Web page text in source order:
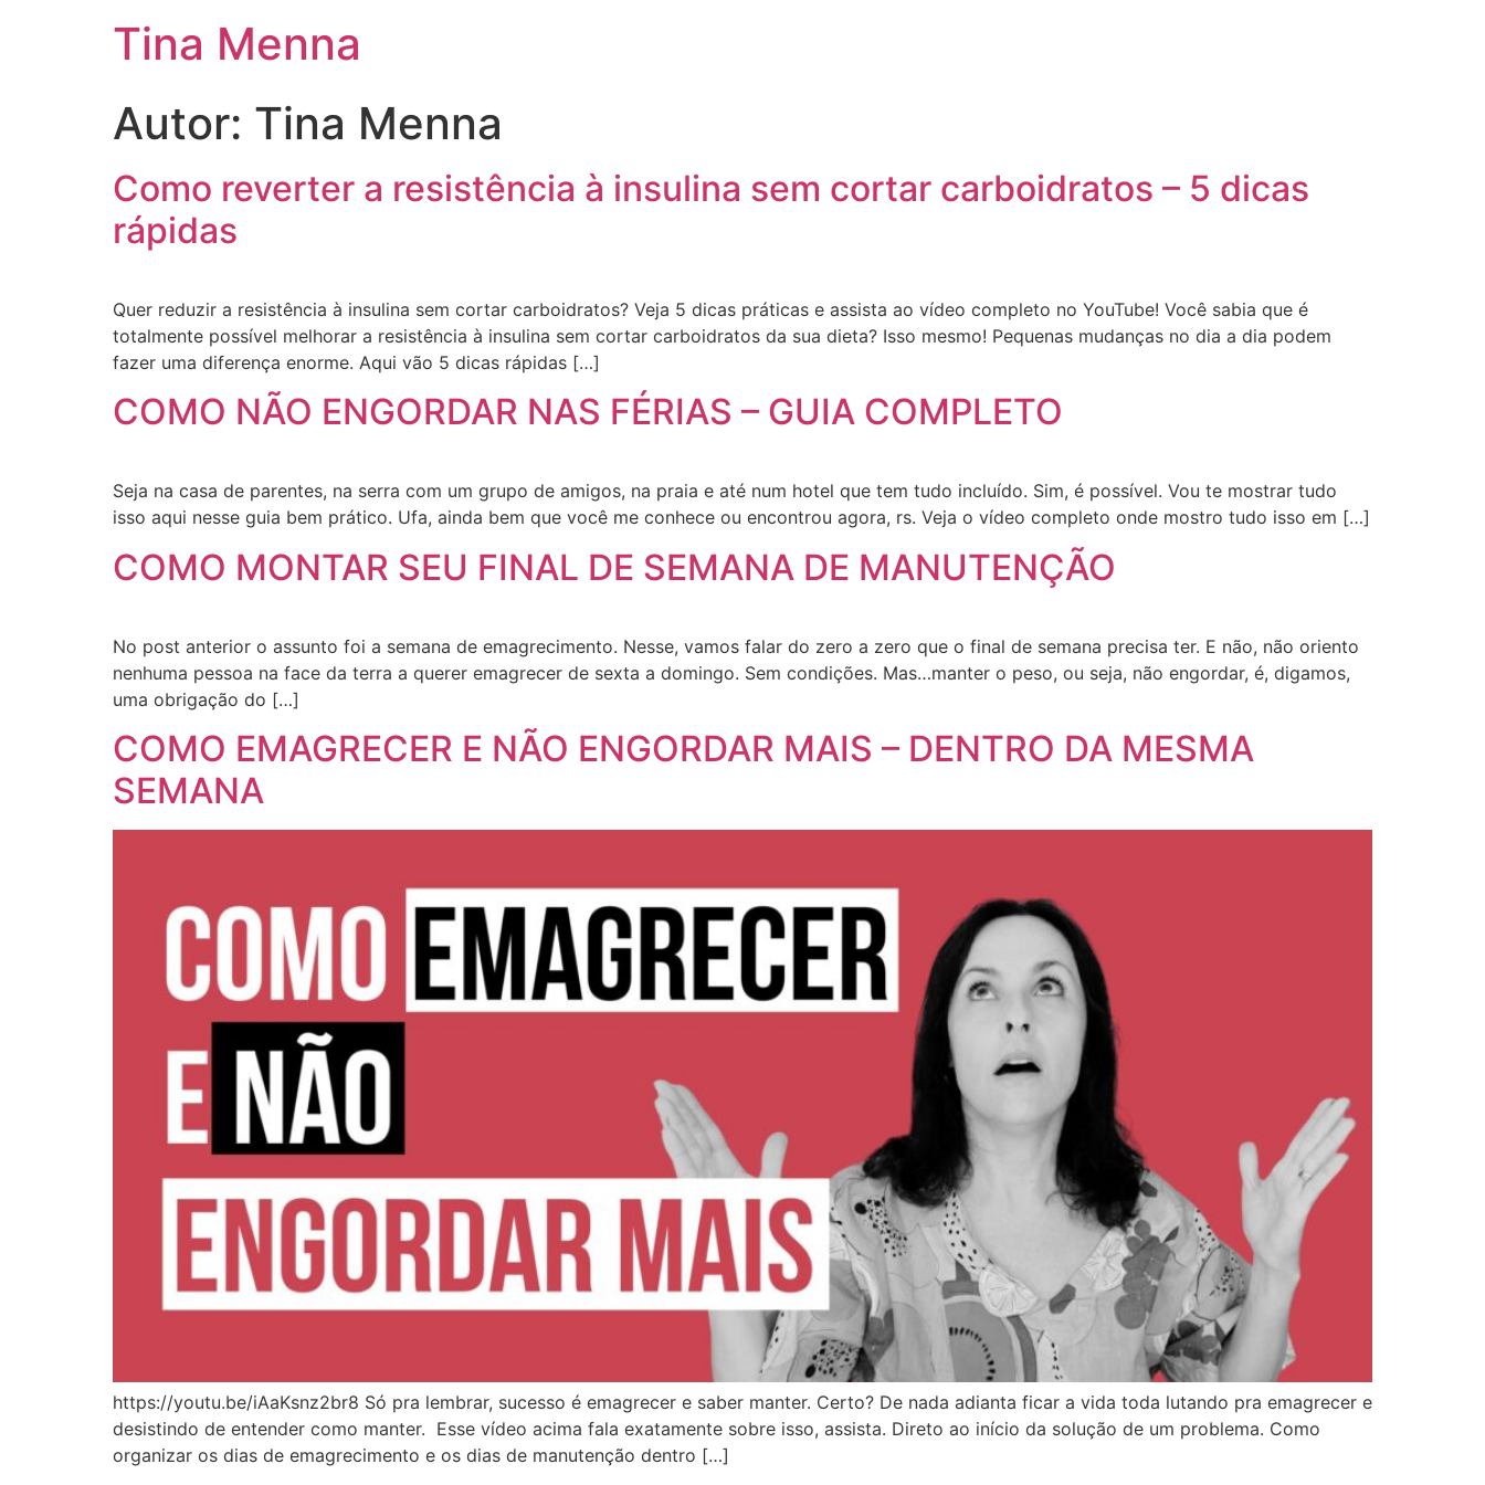
Tina Menna
Autor: Tina Menna
Como reverter a resistência à insulina sem cortar carboidratos – 5 dicas
rápidas
Quer reduzir a resistência à insulina sem cortar carboidratos? Veja 5 dicas práticas e assista ao vídeo completo no YouTube! Você sabia que é
totalmente possível melhorar a resistência à insulina sem cortar carboidratos da sua dieta? Isso mesmo! Pequenas mudanças no dia a dia podem
fazer uma diferença enorme. Aqui vão 5 dicas rápidas […]
COMO NÃO ENGORDAR NAS FÉRIAS – GUIA COMPLETO
Seja na casa de parentes, na serra com um grupo de amigos, na praia e até num hotel que tem tudo incluído. Sim, é possível. Vou te mostrar tudo
isso aqui nesse guia bem prático. Ufa, ainda bem que você me conhece ou encontrou agora, rs. Veja o vídeo completo onde mostro tudo isso em […]
COMO MONTAR SEU FINAL DE SEMANA DE MANUTENÇÃO
No post anterior o assunto foi a semana de emagrecimento. Nesse, vamos falar do zero a zero que o final de semana precisa ter. E não, não oriento
nenhuma pessoa na face da terra a querer emagrecer de sexta a domingo. Sem condições. Mas…manter o peso, ou seja, não engordar, é, digamos,
uma obrigação do […]
COMO EMAGRECER E NÃO ENGORDAR MAIS – DENTRO DA MESMA
SEMANA
https://youtu.be/iAaKsnz2br8 Só pra lembrar, sucesso é emagrecer e saber manter. Certo? De nada adianta ficar a vida toda lutando pra emagrecer e
desistindo de entender como manter. Esse vídeo acima fala exatamente sobre isso, assista. Direto ao início da solução de um problema. Como
organizar os dias de emagrecimento e os dias de manutenção dentro […]